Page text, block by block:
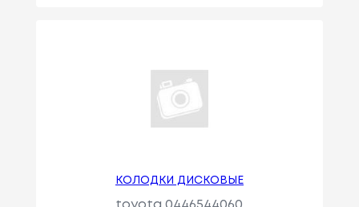
КОЛОДКИ ДИСКОВЫЕ